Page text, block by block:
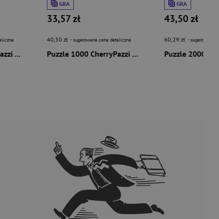
Puzzle 1000 CherryPazzi The Moonlit Odyssey 31605
GRA
33,57 zł
40,50 zł - sugerowana cena detaliczna
Puzzle 1000 CherryPazzi Relax & Rise 31308
GRA
43,50 zł
60,29 zł - sugerowana